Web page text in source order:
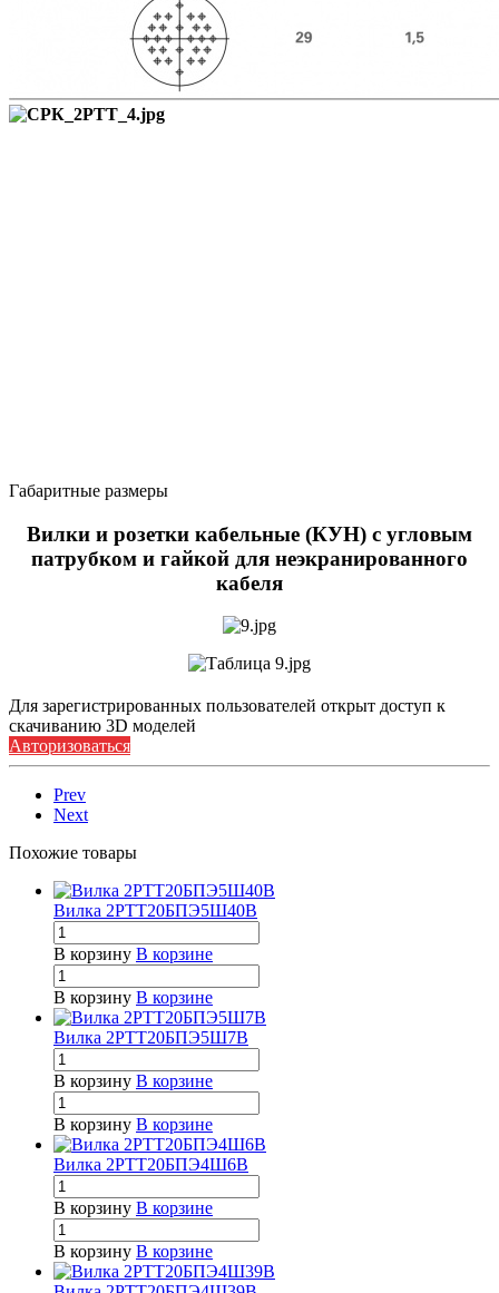
Габаритные размеры
Вилки и розетки кабельные (КУН) с угловым
патрубком и гайкой для неэкранированного
кабеля
Для зарегистрированных пользователей открыт доступ к
скачиванию 3D моделей
Авторизоваться
Prev
Next
Похожие товары
Вилка 2РТТ20БПЭ5Ш40В
В корзину В корзине
В корзину В корзине
Вилка 2РТТ20БПЭ5Ш7В
В корзину В корзине
В корзину В корзине
Вилка 2РТТ20БПЭ4Ш6В
В корзину В корзине
В корзину В корзине